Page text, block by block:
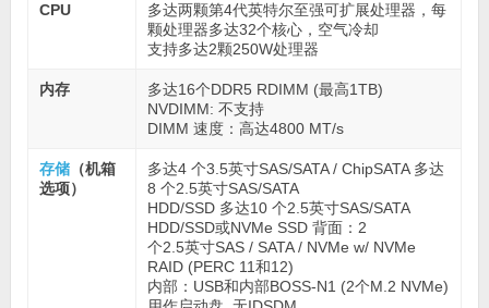
CPU
多达两颗第4代英特尔至强可扩展处理器，每
颗处理器多达32个核心，空气冷却
支持多达2颗250W处理器
内存
多达16个DDR5 RDIMM (最高1TB)
NVDIMM: 不支持
DIMM 速度：高达4800 MT/s
存储（机箱
选项）
多达4 个3.5英寸SAS/SATA / ChipSATA 多达
8 个2.5英寸SAS/SATA
HDD/SSD 多达10 个2.5英寸SAS/SATA
HDD/SSD或NVMe SSD 背面：2
个2.5英寸SAS / SATA / NVMe w/ NVMe
RAID (PERC 11和12)
内部：USB和内部BOSS-N1 (2个M.2 NVMe)